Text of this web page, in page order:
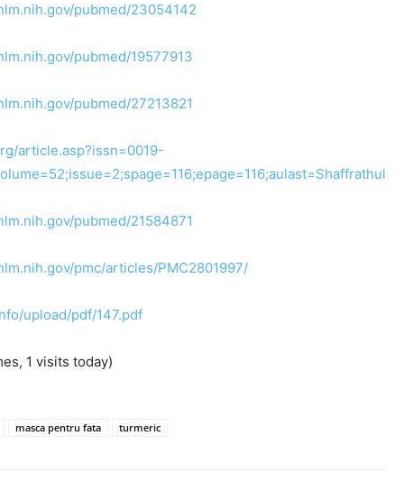
pubmed/23054142
pubmed/19577913
pubmed/27213821
article.asp?issn=0019-
pubmed/21584871
pmc/articles/PMC2801997/
upload/pdf/147.pdf
1 visits today)
masca pentru fata turmeric